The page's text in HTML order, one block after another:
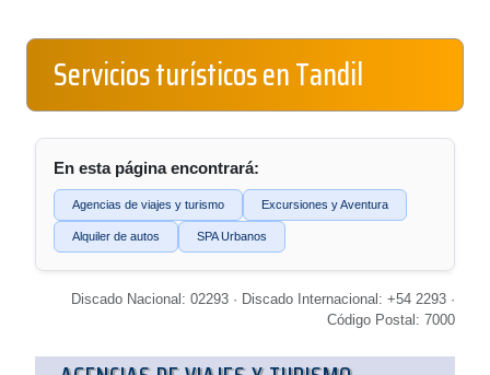
Servicios turísticos en Tandil
En esta página encontrará:
Agencias de viajes y turismo Excursiones y Aventura
Alquiler de autos SPA Urbanos
Discado Nacional: 02293 · Discado Internacional: +54 2293 ·
Código Postal: 7000